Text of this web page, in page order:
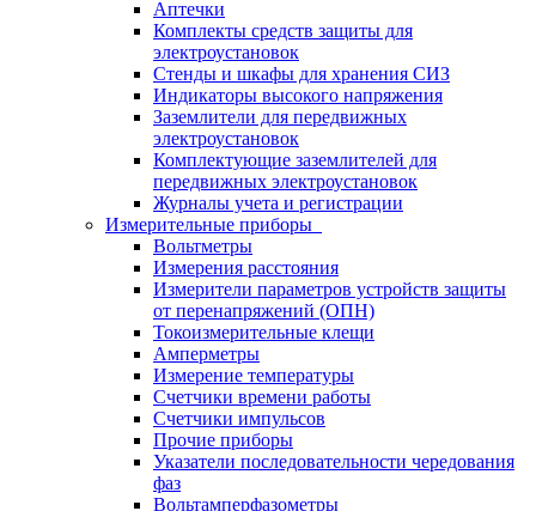
Аптечки
Комплекты средств защиты для
электроустановок
Стенды и шкафы для хранения СИЗ
Индикаторы высокого напряжения
Заземлители для передвижных
электроустановок
Комплектующие заземлителей для
передвижных электроустановок
Журналы учета и регистрации
Измерительные приборы
Вольтметры
Измерения расстояния
Измерители параметров устройств защиты
от перенапряжений (ОПН)
Токоизмерительные клещи
Амперметры
Измерение температуры
Счетчики времени работы
Счетчики импульсов
Прочие приборы
Указатели последовательности чередования
фаз
Вольтамперфазометры